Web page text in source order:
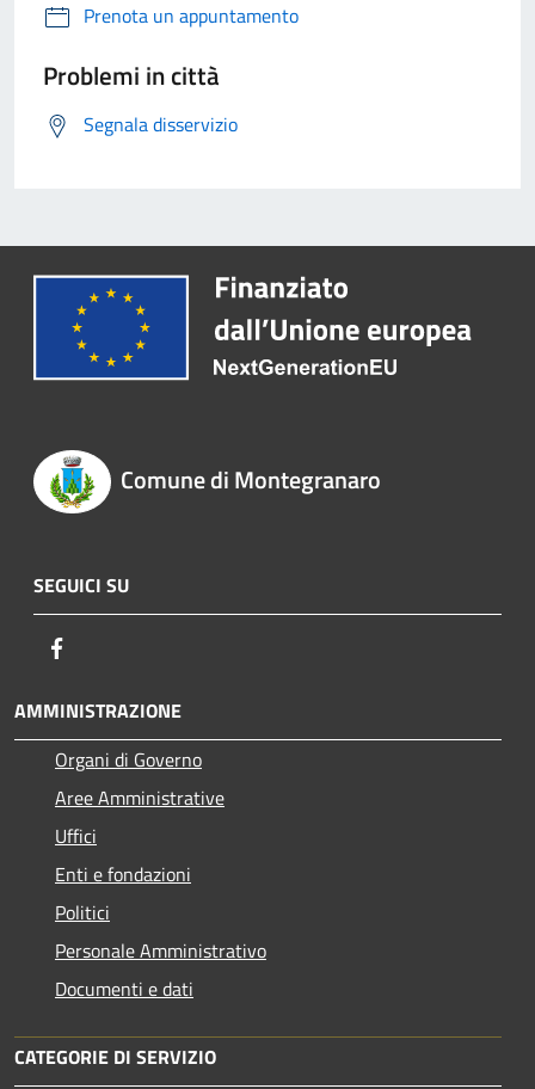
Prenota un appuntamento
Problemi in città
Segnala disservizio
Comune di Montegranaro
SEGUICI SU
AMMINISTRAZIONE
Organi di Governo
Aree Amministrative
Uffici
Enti e fondazioni
Politici
Personale Amministrativo
Documenti e dati
CATEGORIE DI SERVIZIO